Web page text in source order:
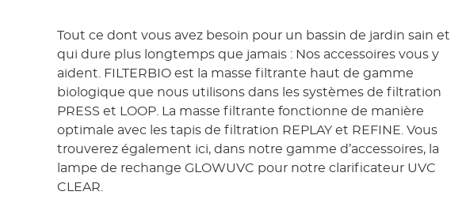
Tout ce dont vous avez besoin pour un bassin de jardin sain et
qui dure plus longtemps que jamais : Nos accessoires vous y
aident. FILTERBIO est la masse filtrante haut de gamme
biologique que nous utilisons dans les systèmes de filtration
PRESS et LOOP. La masse filtrante fonctionne de manière
optimale avec les tapis de filtration REPLAY et REFINE. Vous
trouverez également ici, dans notre gamme d’accessoires, la
lampe de rechange GLOWUVC pour notre clarificateur UVC
CLEAR.